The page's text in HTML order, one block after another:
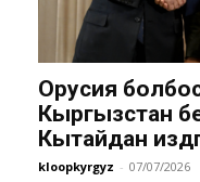
Орусия
Кыргызстан
Кытайдан
kloopkyrgyz - 07/07/2026